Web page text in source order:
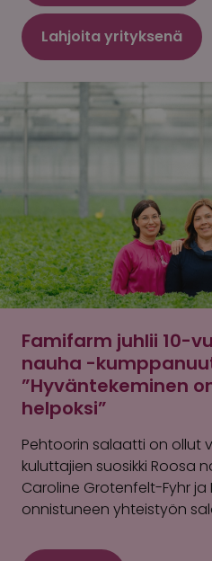
Lahjoita yrityksenä
Famifarm juhlii 10-
nauha -
”Hyväntekeminen
helpoksi”
Pehtoorin salaatti on ollut
kuluttajien suosikki Roosa
Caroline Grotenfelt-Fyhr
onnistuneen yhteistyön